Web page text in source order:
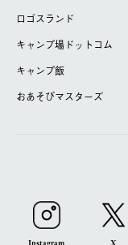
ロゴスランド
キャンプ場ドットコム
キャンプ飯
おあそびマスターズ